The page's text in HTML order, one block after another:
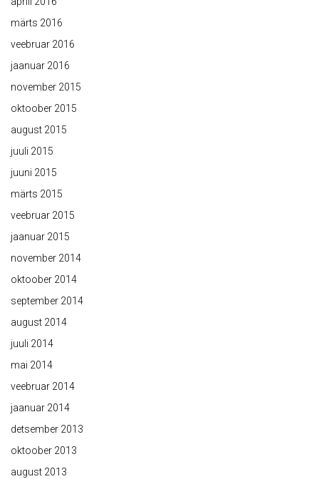
märts 2016
veebruar 2016
jaanuar 2016
november 2015
oktoober 2015
august 2015
juuli 2015
juuni 2015
märts 2015
veebruar 2015
jaanuar 2015
november 2014
oktoober 2014
september 2014
august 2014
juuli 2014
mai 2014
veebruar 2014
jaanuar 2014
detsember 2013
oktoober 2013
august 2013